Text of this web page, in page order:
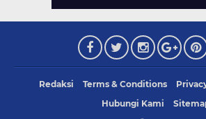
Redaksi Terms & Conditions
Hubungi Kami